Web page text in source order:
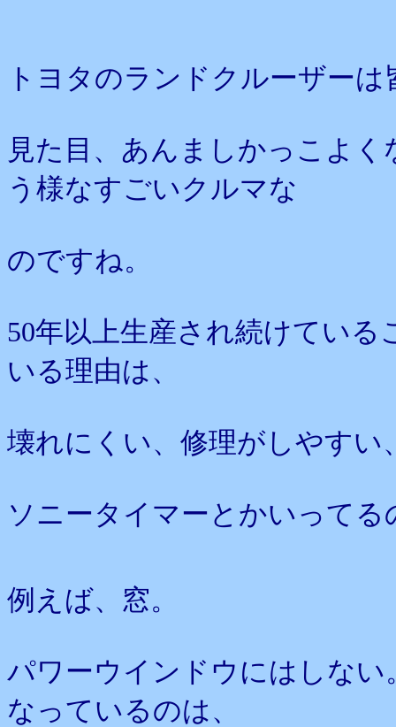
トヨタのランドクルーザー
見た目、あんましかっこよ
う様なすごいクルマな
のですね。
50年以上生産され続けてい
いる理由は、
壊れにくい、修理がしやす
ソニータイマーとかいって
例えば、窓。
パワーウインドウにはしな
なっているのは、